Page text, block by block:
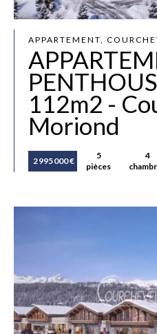
APPARTEMENT,
112m2 -
Moriond
2 995 000 €
5
pièces
4